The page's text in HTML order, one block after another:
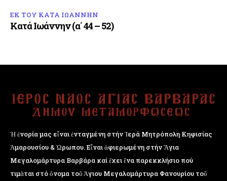
ΕΚ ΤΟΥ ΚΑΤΑ ΙΩΑΝΝΗΝ
Κατά Ιωάννην (α΄ 44 – 52)
Ἡ ἐνορία μας εἶναι ἐνταγμένη στήν Ἱερά Μητρόπολη Κηφισίας
Ἁμαρουσίου & Ὠρωπου. Εἶναι ἀφιερωμένη στήν Ἅγια
Μεγαλομάρτυρα Βαρβάρα καί ἔχει ἕνα παρεκκλήσιο πού
τιμᾶται στό ὄνομα τοῦ Ἁγιου Μεγαλομάρτυρα Φανουρίου τοῦ